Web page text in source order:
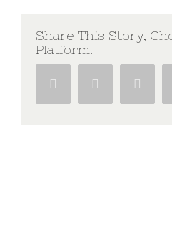
Share This Story,
Platform!
Facebook Twitter